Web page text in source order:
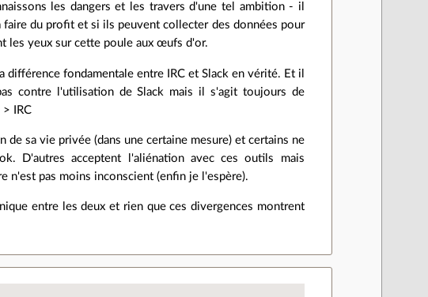
les dangers et les travers d'une tel ambition - il
du profit et si ils peuvent collecter des données pour
les yeux sur cette poule aux œufs d'or.
fondamentale entre IRC et Slack en vérité. Et il
contre l'utilisation de Slack mais il s'agit toujours de
IRC
de sa vie privée (dans une certaine mesure) et certains ne
D'autres acceptent l'aliénation avec ces outils mais
n'est pas moins inconscient (enfin je l'espère).
entre les deux et rien que ces divergences montrent